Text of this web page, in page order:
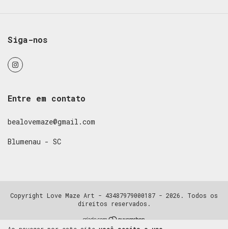
Siga-nos
Entre em contato
bealovemaze@gmail.com
Blumenau - SC
Copyright Love Maze Art - 43487979000187 - 2026. Todos os
direitos reservados.